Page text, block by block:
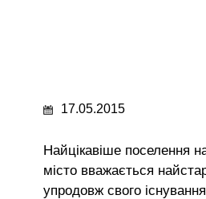
17.05.2015
Найцікавіше поселення
місто вважається
упродовж свого